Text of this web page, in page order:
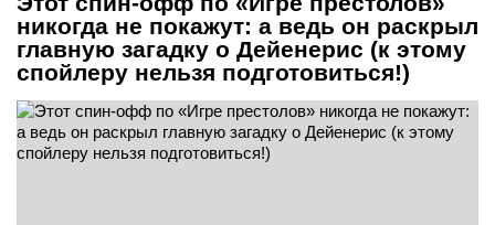
никогда не покажут: а ведь он раскрыл
главную загадку о Дейенерис (к этому
спойлеру нельзя подготовиться!)